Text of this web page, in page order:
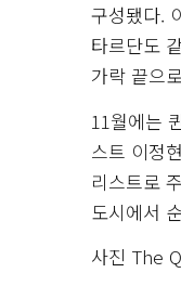
구성됐다.
타르단도
가락 끝으
11월에는
스트 이정
리스트로
도시에서
사진 The